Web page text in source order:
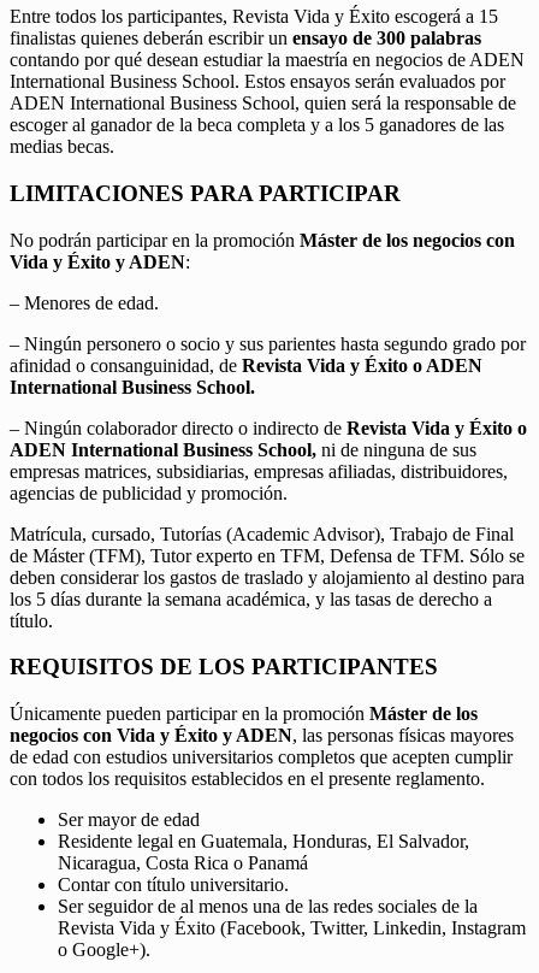
Entre todos los participantes, Revista Vida y Éxito escogerá a 15
finalistas quienes deberán escribir un ensayo de 300 palabras
contando por qué desean estudiar la maestría en negocios de ADEN
International Business School. Estos ensayos serán evaluados por
ADEN International Business School, quien será la responsable de
escoger al ganador de la beca completa y a los 5 ganadores de las
medias becas.
LIMITACIONES PARA PARTICIPAR
No podrán participar en la promoción Máster de los negocios con
Vida y Éxito y ADEN:
– Menores de edad.
– Ningún personero o socio y sus parientes hasta segundo grado por
afinidad o consanguinidad, de Revista Vida y Éxito o ADEN
International Business School.
– Ningún colaborador directo o indirecto de Revista Vida y Éxito o
ADEN International Business School, ni de ninguna de sus
empresas matrices, subsidiarias, empresas afiliadas, distribuidores,
agencias de publicidad y promoción.
Matrícula, cursado, Tutorías (Academic Advisor), Trabajo de Final
de Máster (TFM), Tutor experto en TFM, Defensa de TFM. Sólo se
deben considerar los gastos de traslado y alojamiento al destino para
los 5 días durante la semana académica, y las tasas de derecho a
título.
REQUISITOS DE LOS PARTICIPANTES
Únicamente pueden participar en la promoción Máster de los
negocios con Vida y Éxito y ADEN, las personas físicas mayores
de edad con estudios universitarios completos que acepten cumplir
con todos los requisitos establecidos en el presente reglamento.
Ser mayor de edad
Residente legal en Guatemala, Honduras, El Salvador,
Nicaragua, Costa Rica o Panamá
Contar con título universitario.
Ser seguidor de al menos una de las redes sociales de la
Revista Vida y Éxito (Facebook, Twitter, Linkedin, Instagram
o Google+).